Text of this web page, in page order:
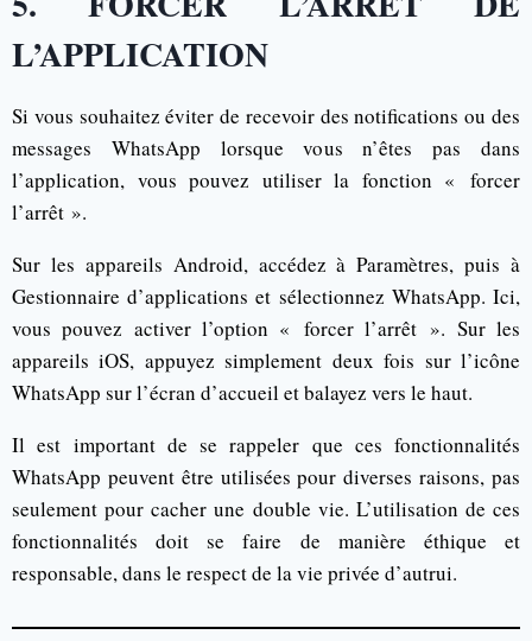
L’APPLICATION
Si vous souhaitez éviter de recevoir des notifications ou des
messages WhatsApp lorsque vous n’êtes pas dans
l’application, vous pouvez utiliser la fonction « forcer
l’arrêt ».
Sur les appareils Android, accédez à Paramètres, puis à
Gestionnaire d’applications et sélectionnez WhatsApp. Ici,
vous pouvez activer l’option « forcer l’arrêt ». Sur les
appareils iOS, appuyez simplement deux fois sur l’icône
WhatsApp sur l’écran d’accueil et balayez vers le haut.
Il est important de se rappeler que ces fonctionnalités
WhatsApp peuvent être utilisées pour diverses raisons, pas
seulement pour cacher une double vie. L’utilisation de ces
fonctionnalités doit se faire de manière éthique et
responsable, dans le respect de la vie privée d’autrui.